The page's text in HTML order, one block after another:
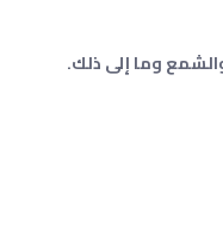
وما إلى ذلك.